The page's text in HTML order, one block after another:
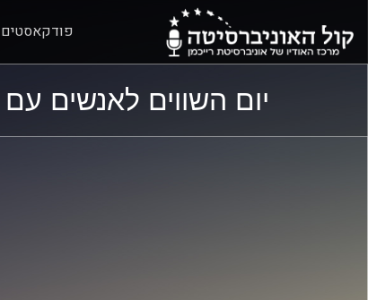
פודקאסטים
יום השווים לאנשים